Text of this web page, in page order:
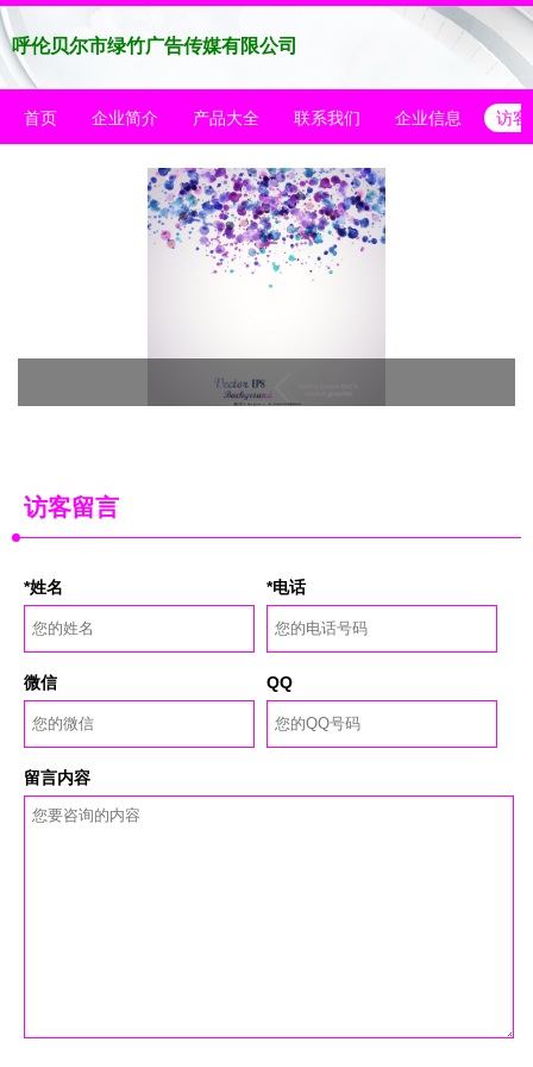
呼伦贝尔市绿竹广告传媒有限公司
首页 企业简介 产品大全 联系我们 企业信息 访客
访客留言
*姓名 *电话
微信 QQ
留言内容